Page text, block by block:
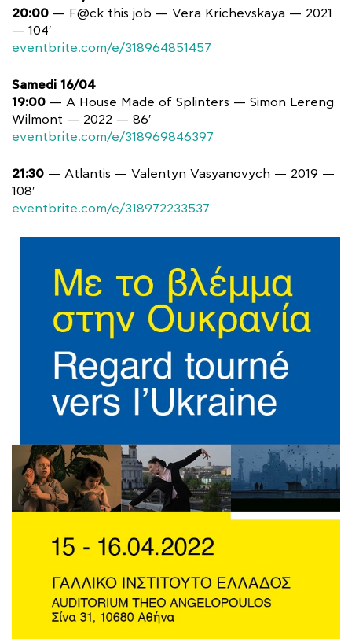
20:00 — F@ck this job — Vera Krichevskaya — 2021
— 104′
eventbrite.com/e/318964851457
Samedi 16/04
19:00 — A House Made of Splinters — Simon Lereng
Wilmont — 2022 — 86′
eventbrite.com/e/318969846397
21:30 — Atlantis — Valentyn Vasyanovych — 2019 —
108′
eventbrite.com/e/318972233537